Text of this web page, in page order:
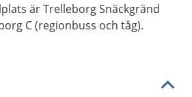
är Trelleborg Snäckgränd
C (regionbuss och tåg).